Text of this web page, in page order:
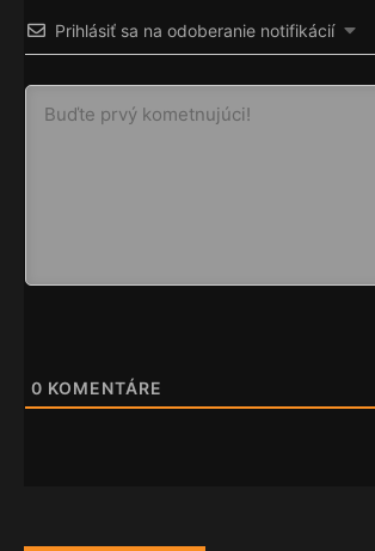
Prihlásiť sa na odoberanie notifikácií
0 KOMENTÁRE